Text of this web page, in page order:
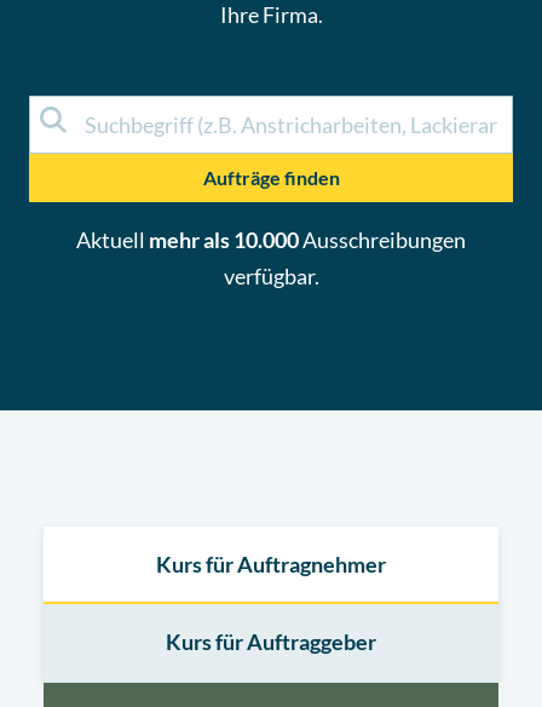
Ihre Firma.
Aufträge finden
Aktuell mehr als 10.000Ausschreibungen
verfügbar.
Kurs für Auftragnehmer
Kurs für Auftraggeber